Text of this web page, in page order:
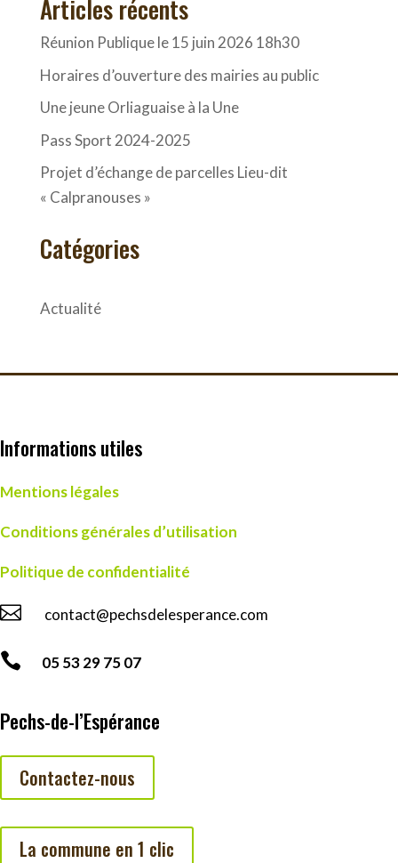
Articles récents
Réunion Publique le 15 juin 2026 18h30
Horaires d’ouverture des mairies au public
Une jeune Orliaguaise à la Une
Pass Sport 2024-2025
Projet d’échange de parcelles Lieu-dit
« Calpranouses »
Catégories
Actualité
Informations utiles
Mentions légales
Conditions générales d’utilisation
Politique de confidentialité
 contact@pechsdelesperance.com
 05 53 29 75 07
Pechs-de-l’Espérance
Contactez-nous
La commune en 1 clic